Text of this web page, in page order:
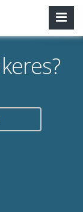
keres?